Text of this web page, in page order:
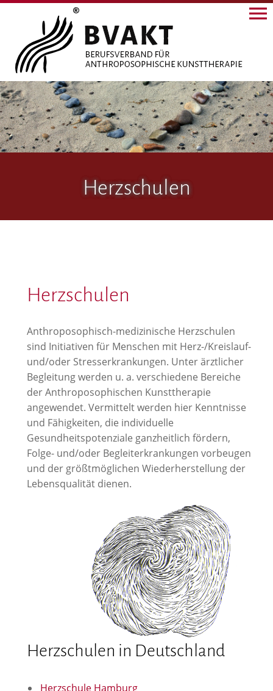
Herzschulen
Herzschulen
Anthroposophisch-medizinische Herzschulen
sind Initiativen für Menschen mit Herz-/Kreislauf-
und/oder Stresserkrankungen. Unter ärztlicher
Begleitung werden u. a. verschiedene Bereiche
der Anthroposophischen Kunsttherapie
angewendet. Vermittelt werden hier Kenntnisse
und Fähigkeiten, die individuelle
Gesundheitspotenziale ganzheitlich fördern,
Folge- und/oder Begleiterkrankungen vorbeugen
und der größtmöglichen Wiederherstellung der
Lebensqualität dienen.
Herzschulen in Deutschland
Herzschule Hamburg